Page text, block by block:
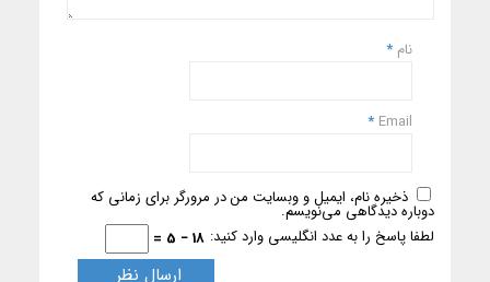
نام *
Email
*
ذخیره نام، ایمیل و وبسایت من در مرورگر برای زمانی که
دوباره دیدگاهی می‌نویسم.
لطفا پاسخ را به عدد انگلیسی وارد کنید: 18 − 5 =